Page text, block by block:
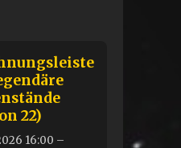
22)
16:00 –